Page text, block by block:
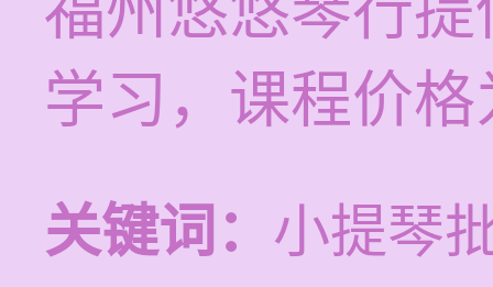
学习，课程价
关键词： 小提琴